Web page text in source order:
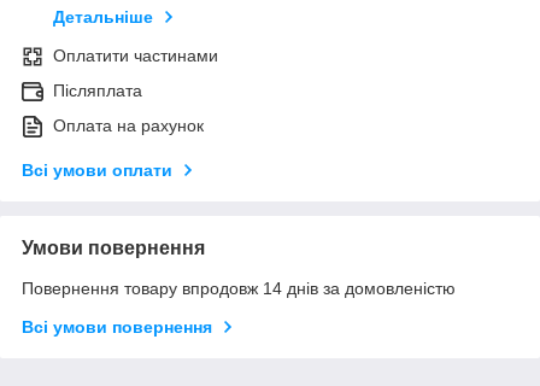
Детальніше
Оплатити частинами
Післяплата
Оплата на рахунок
Всі умови оплати
Умови повернення
Повернення товару впродовж 14 днів за домовленістю
Всі умови повернення